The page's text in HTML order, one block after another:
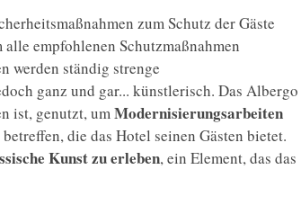
zum Schutz der Gäste
empfohlenen Schutzmaßnahmen
werden ständig strenge
ganz und gar... künstlerisch. Das Albergo
ist, genutzt, umModernisierungsarbeiten
die das Hotel seinen Gästen bietet.
Kunst zu erleben, ein Element, das das